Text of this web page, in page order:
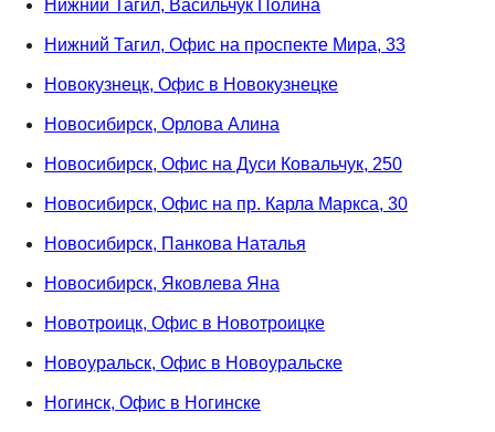
Нижний Тагил, Васильчук Полина
Нижний Тагил, Офис на проспекте Мира, 33
Новокузнецк, Офис в Новокузнецке
Новосибирск, Орлова Алина
Новосибирск, Офис на Дуси Ковальчук, 250
Новосибирск, Офис на пр. Карла Маркса, 30
Новосибирск, Панкова Наталья
Новосибирск, Яковлева Яна
Новотроицк, Офис в Новотроицке
Новоуральск, Офис в Новоуральске
Ногинск, Офис в Ногинске